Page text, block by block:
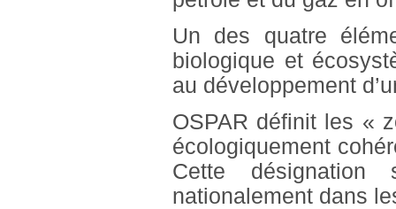
Un des quatre
biologique et
au développement
OSPAR définit les «
écologiquement
Cette
nationalement dans